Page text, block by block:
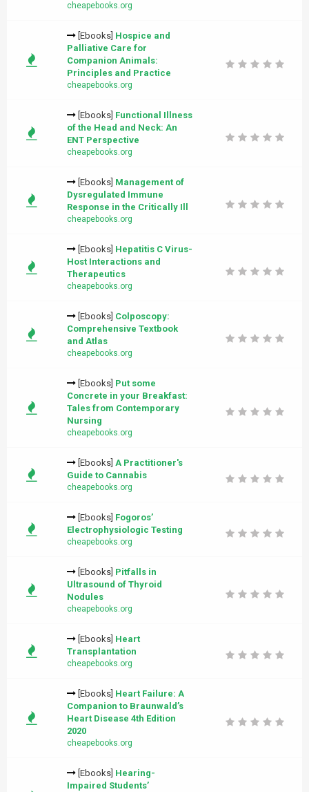
cheapebooks.org
[Ebooks] Hospice and
Palliative Care for
Companion Animals:
Principles and Practice
cheapebooks.org
[Ebooks] Functional Illness
of the Head and Neck: An
ENT Perspective
cheapebooks.org
[Ebooks] Management of
Dysregulated Immune
Response in the Critically Ill
cheapebooks.org
[Ebooks] Hepatitis C Virus-
Host Interactions and
Therapeutics
cheapebooks.org
[Ebooks] Colposcopy:
Comprehensive Textbook
and Atlas
cheapebooks.org
[Ebooks] Put some
Concrete in your Breakfast:
Tales from Contemporary
Nursing
cheapebooks.org
[Ebooks] A Practitioner's
Guide to Cannabis
cheapebooks.org
[Ebooks] Fogoros’
Electrophysiologic Testing
cheapebooks.org
[Ebooks] Pitfalls in
Ultrasound of Thyroid
Nodules
cheapebooks.org
[Ebooks] Heart
Transplantation
cheapebooks.org
[Ebooks] Heart Failure: A
Companion to Braunwald’s
Heart Disease 4th Edition
2020
cheapebooks.org
[Ebooks] Hearing-
Impaired Students’